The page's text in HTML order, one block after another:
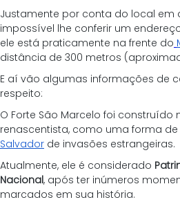
Justamente por conta do local em
impossível lhe conferir um
ele está praticamente na frente do
distância de 300 metros
E aí vão algumas informações de
respeito:
O Forte São Marcelo foi construído
renascentista, como uma forma
Salvador de invasões estrangeiras.
Atualmente, ele é considerado
Nacional, após ter inúmeros
marcados em sua história.